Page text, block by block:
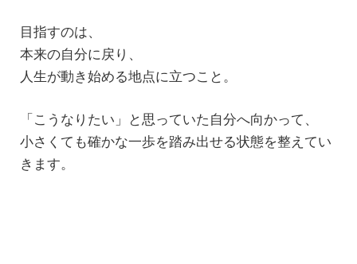
目指すのは、
本来の自分に戻り、
人生が動き始める地点に立つこと。
「こうなりたい」と思っていた自分へ向かって、
小さくても確かな一歩を踏み出せる状態を整えてい
きます。